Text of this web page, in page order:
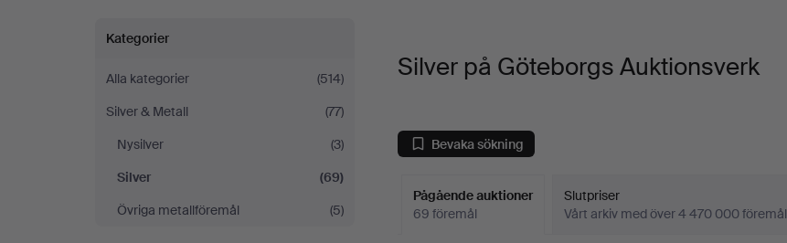
Silver
på
Göteborgs
Auktionsverk
Kategorier
Alla kategorier
(514)
Silver & Metall
(77)
Nysilver
(3)
Silver
(69)
Övriga metallföremål
(5)
Silver på Göteborgs Auktionsverk
Bevaka sökning
Pågående auktioner
69 föremål
Slutpriser
Vårt arkiv med över 4 470 000 föremål